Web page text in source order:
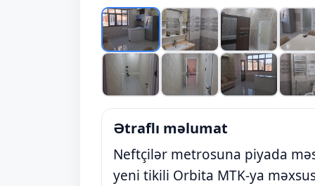
Ətraflı məlumat
Neftçilər metrosuna piyada
yeni tikili Orbita MTK-ya